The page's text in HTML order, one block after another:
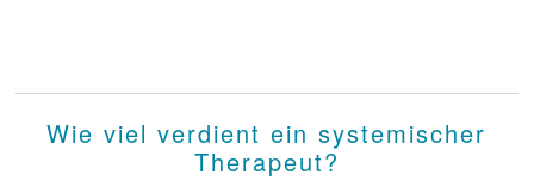
Wie viel verdient ein systemischer
Therapeut?